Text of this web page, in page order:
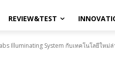
REVIEW&TEST
Illuminating System กับเทคโนโลยีให